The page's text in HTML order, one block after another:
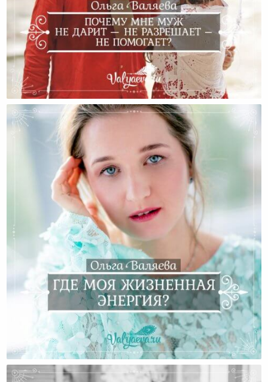
Почему Мне Муж Не Дарит — Не Разрешает – Не
Помогает?
Где Моя Жизненная Энергия?